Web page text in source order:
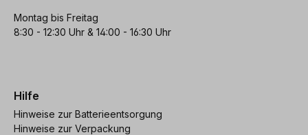
Montag bis Freitag
8:30 - 12:30 Uhr & 14:00 - 16:30 Uhr
Hilfe
Hinweise zur Batterieentsorgung
Hinweise zur Verpackung